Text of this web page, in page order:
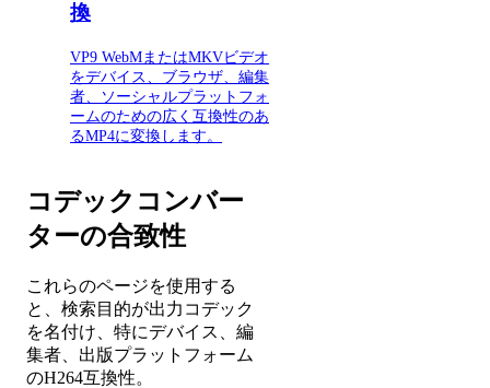
換
VP9 WebMまたはMKVビデオ
をデバイス、ブラウザ、編集
者、ソーシャルプラットフォ
ームのための広く互換性のあ
るMP4に変換します。
コデックコンバー
ターの合致性
これらのページを使用する
と、検索目的が出力コデック
を名付け、特にデバイス、編
集者、出版プラットフォーム
のH264互換性。